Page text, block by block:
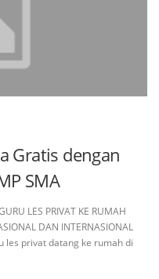
Gratis dengan
SMA
LES PRIVAT KE RUMAH
DAN INTERNASIONAL
les privat datang ke rumah di